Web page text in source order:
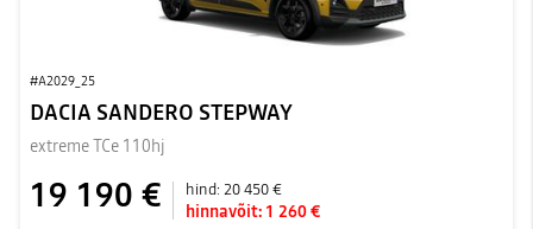
#A2029_25
DACIA SANDERO STEPWAY
extreme TCe 110hj
19 190 € hind:20 450 €
hinnavõit: 1 260 €